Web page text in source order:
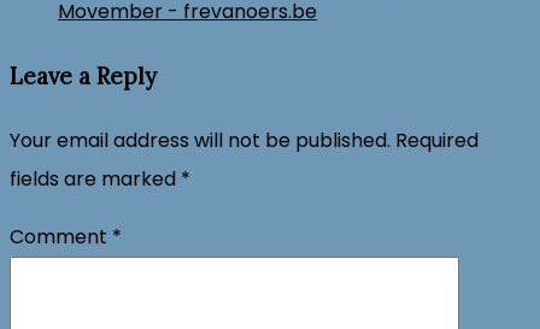
Movember - frevanoers.be
Leave a Reply
Your email address will not be published. Required
fields are marked *
Comment *